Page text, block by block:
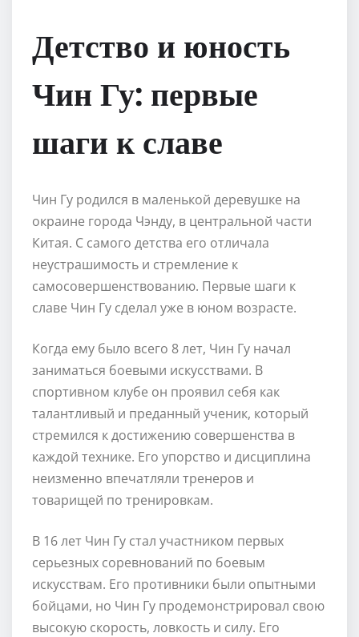
Детство и юность
Чин Гу: первые
шаги к славе
Чин Гу родился в маленькой деревушке на
окраине города Чэнду, в центральной части
Китая. С самого детства его отличала
неустрашимость и стремление к
самосовершенствованию. Первые шаги к
славе Чин Гу сделал уже в юном возрасте.
Когда ему было всего 8 лет, Чин Гу начал
заниматься боевыми искусствами. В
спортивном клубе он проявил себя как
талантливый и преданный ученик, который
стремился к достижению совершенства в
каждой технике. Его упорство и дисциплина
неизменно впечатляли тренеров и
товарищей по тренировкам.
В 16 лет Чин Гу стал участником первых
серьезных соревнований по боевым
искусствам. Его противники были опытными
бойцами, но Чин Гу продемонстрировал свою
высокую скорость, ловкость и силу. Его